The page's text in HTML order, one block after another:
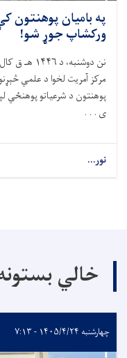
په بامیان پوهنتون
ورکشاپ جوړ شو!
مرکز آمریت لخوا د علمي
پوهنتون د شرعیاتو پوهنځي
ی . . .
نور...
خالي
چهارشنبه ۱۴۰۵/۴/۲۴ - ۷:۱۳